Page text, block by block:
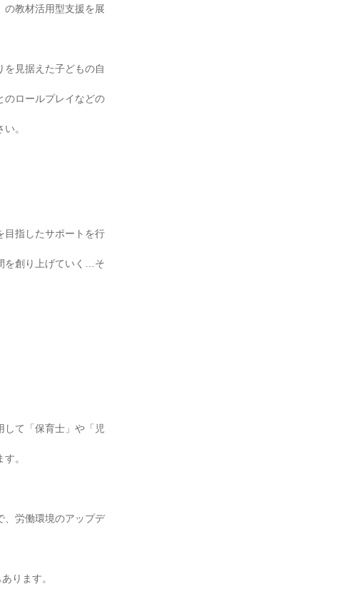
の教材活用型支援を展
見据えた子どもの自
のロールプレイなどの
。
目指したサポートを行
を創り上げていく…そ
て「保育士」や「児
。
、労働環境のアップデ
ります。